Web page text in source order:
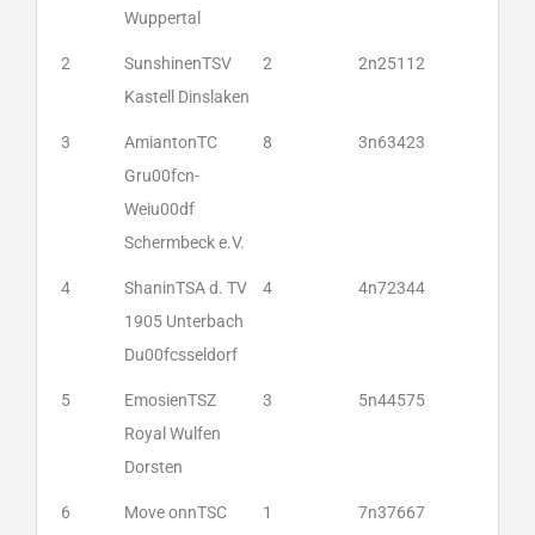
Wuppertal
2
SunshinenTSV
Kastell Dinslaken
2 2n25112
3
AmiantonTC
Gru00fcn-
Weiu00df
Schermbeck e.V.
8 3n63423
4
ShaninTSA d. TV
1905 Unterbach
Du00fcsseldorf
4 4n72344
5
EmosienTSZ
Royal Wulfen
Dorsten
3 5n44575
6
Move onnTSC
1 7n37667